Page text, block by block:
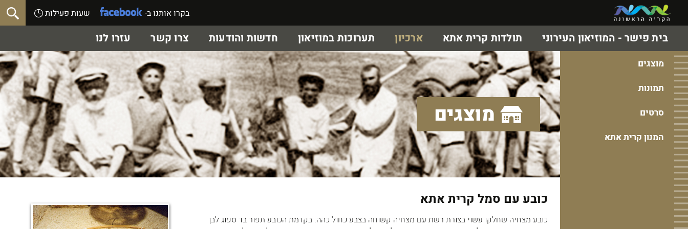
בקרו אותנו ב- שעות פעילות
בית פישר - המוזיאון העירוני תולדות קרית אתא ארכיון תערוכות במוזיאון חדשות והודעות צרו קשר עזרו לנו
מוצגים
תמונות
סרטים
המנון קרית אתא
מוצגים
כובע עם סמל קרית אתא
כובע מצחיה שחלקו עשוי בצורת רשת עם מצחיה קשוחה בצבע כחול כהה. בקדמת הכובע תפור בד ספוג לבן